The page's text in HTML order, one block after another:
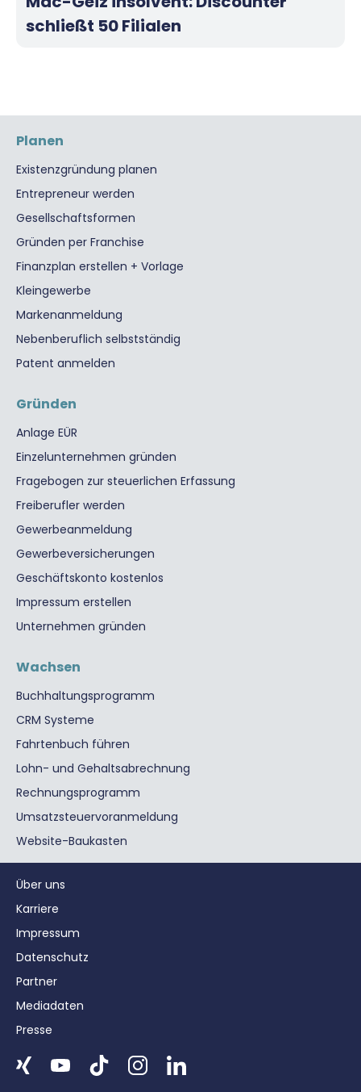
schließt 50 Filialen
Planen
Existenzgründung planen
Entrepreneur werden
Gesellschaftsformen
Gründen per Franchise
Finanzplan erstellen + Vorlage
Kleingewerbe
Markenanmeldung
Nebenberuflich selbstständig
Patent anmelden
Gründen
Anlage EÜR
Einzelunternehmen gründen
Fragebogen zur steuerlichen Erfassung
Freiberufler werden
Gewerbeanmeldung
Gewerbeversicherungen
Geschäftskonto kostenlos
Impressum erstellen
Unternehmen gründen
Wachsen
Buchhaltungsprogramm
CRM Systeme
Fahrtenbuch führen
Lohn- und Gehaltsabrechnung
Rechnungsprogramm
Umsatzsteuervoranmeldung
Website-Baukasten
Über uns
Karriere
Impressum
Datenschutz
Partner
Mediadaten
Presse